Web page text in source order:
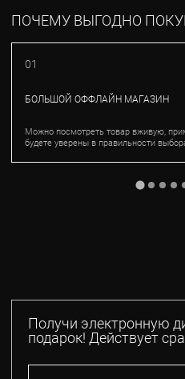
ПОЧЕМУ ВЫГОДНО
01
БОЛЬШОЙ ОФФЛАЙН МАГАЗИН
Можно посмотреть товар вживую,
будете уверены в правильности
Получи электронную
подарок! Действует